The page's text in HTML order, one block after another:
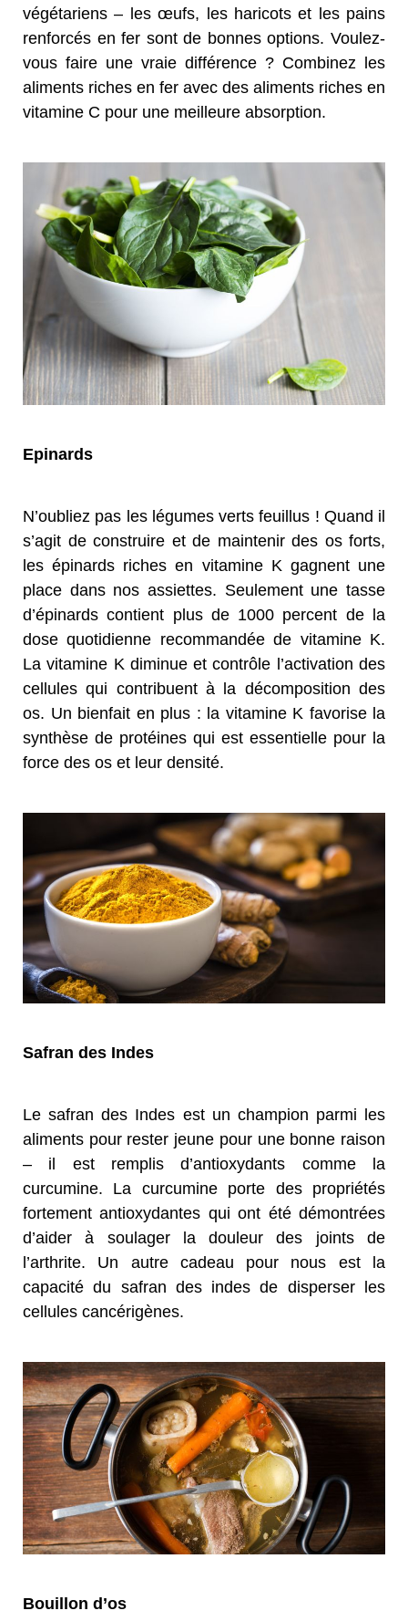
végétariens – les œufs, les haricots et les pains
renforcés en fer sont de bonnes options. Voulez-
vous faire une vraie différence ? Combinez les
aliments riches en fer avec des aliments riches en
vitamine C pour une meilleure absorption.
Epinards
N’oubliez pas les légumes verts feuillus ! Quand il
s’agit de construire et de maintenir des os forts,
les épinards riches en vitamine K gagnent une
place dans nos assiettes. Seulement une tasse
d’épinards contient plus de 1000 percent de la
dose quotidienne recommandée de vitamine K.
La vitamine K diminue et contrôle l’activation des
cellules qui contribuent à la décomposition des
os. Un bienfait en plus : la vitamine K favorise la
synthèse de protéines qui est essentielle pour la
force des os et leur densité.
Safran des Indes
Le safran des Indes est un champion parmi les
aliments pour rester jeune pour une bonne raison
– il est remplis d’antioxydants comme la
curcumine. La curcumine porte des propriétés
fortement antioxydantes qui ont été démontrées
d’aider à soulager la douleur des joints de
l’arthrite. Un autre cadeau pour nous est la
capacité du safran des indes de disperser les
cellules cancérigènes.
Bouillon d’os